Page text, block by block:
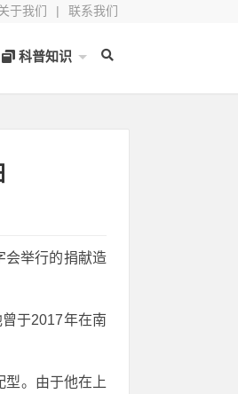
于我们 | 联系我们
科普知识
会举行的捐献造
于2017年在南
型。由于他在上